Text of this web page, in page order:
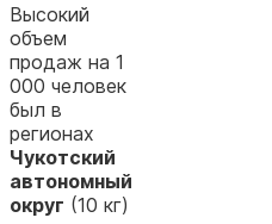
Высокий
объем
продаж на 1
000 человек
был в
регионах
Чукотский
автономный
округ (10 кг)